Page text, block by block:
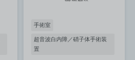
手術室
超音波白内障／硝子体手術装
置